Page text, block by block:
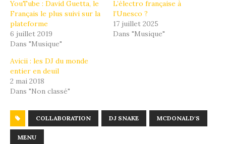
YouTube : David Guetta, le
Français le plus suivi sur la
plateforme
6 juillet 2019
Dans "Musique"
L’électro française à
l’Unesco ?
17 juillet 2025
Dans "Musique"
Avicii : les DJ du monde
entier en deuil
2 mai 2018
Dans "Non classé"
COLLABORATION DJ SNAKE MCDONALD'S
MENU